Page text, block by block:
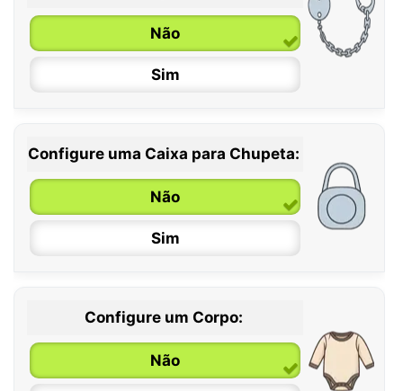
6 / 36 meses
Não
Sim
Configure uma Caixa para Chupeta:
Não
Sim
Configure um Corpo:
Não